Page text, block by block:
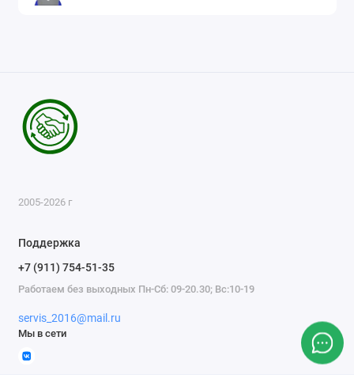
2005-2026 г
Поддержка
+7 (911) 754-51-35
Работаем без выходных Пн-Сб: 09-20.30; Вс:10-19
servis_2016@mail.ru
Мы в сети